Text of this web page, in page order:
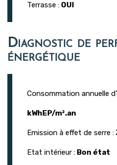
Terrasse : OUI
Diagnostic de
énergétique
Consommation annuelle
kWhEP/m².an
Emission à effet de serre :
Etat intérieur : Bon état